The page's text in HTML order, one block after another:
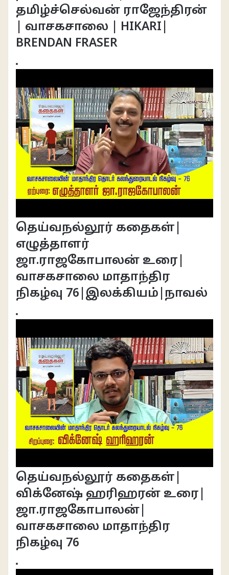
தமிழ்ச்செல்வன் ராஜேந்திரன்
| வாசகசாலை | HIKARI|
BRENDAN FRASER
தெய்வநல்லூர் கதைகள்|
எழுத்தாளர்
ஜா.ராஜகோபாலன் உரை|
வாசகசாலை மாதாந்திர
நிகழ்வு 76|இலக்கியம்|நாவல்
தெய்வநல்லூர் கதைகள்|
விக்னேஷ் ஹரிஹரன் உரை|
ஜா.ராஜகோபாலன்|
வாசகசாலை மாதாந்திர
நிகழ்வு 76